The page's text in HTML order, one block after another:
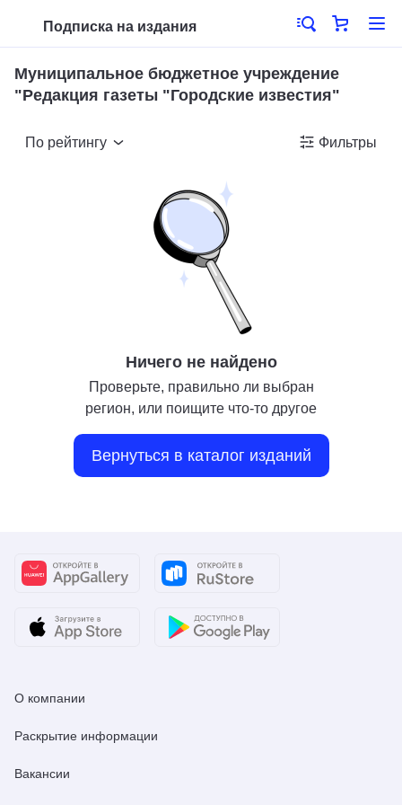
Подписка на издания
Муниципальное бюджетное учреждение
"Редакция газеты "Городские известия"
По рейтингу Фильтры
Ничего не найдено
Проверьте, правильно ли выбран
регион, или поищите что-то другое
Вернуться в каталог изданий
О компании
Раскрытие информации
Вакансии